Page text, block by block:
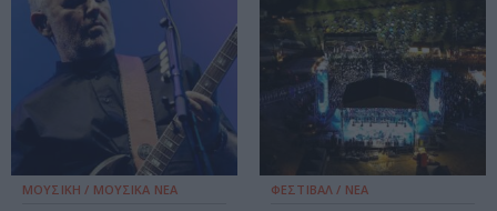
ΜΟΥΣΙΚΗ / ΜΟΥΣΙΚΑ ΝΕΑ ΦΕΣΤΙΒΑΛ / ΝΕΑ